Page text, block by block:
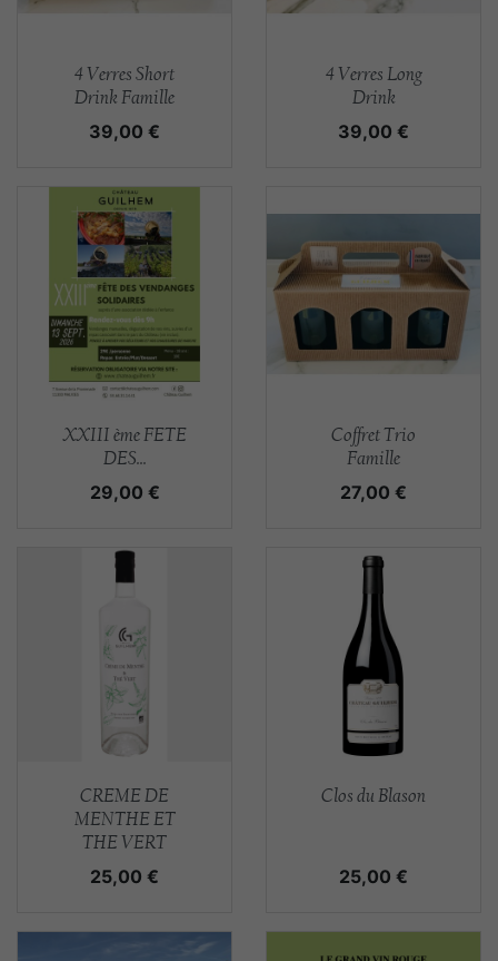
Aperçu rapide
4 Verres Short
Drink Famille
Prix
39,00 €
Aperçu rapide
4 Verres Long
Drink
Prix
39,00 €
Aperçu rapide
XXIII ème FETE
DES...
Prix
29,00 €
Aperçu rapide
Coffret Trio
Famille
Prix
27,00 €
Aperçu rapide
CREME DE
MENTHE ET
THE VERT
Prix
25,00 €
Aperçu rapide
Clos du Blason
Prix
25,00 €